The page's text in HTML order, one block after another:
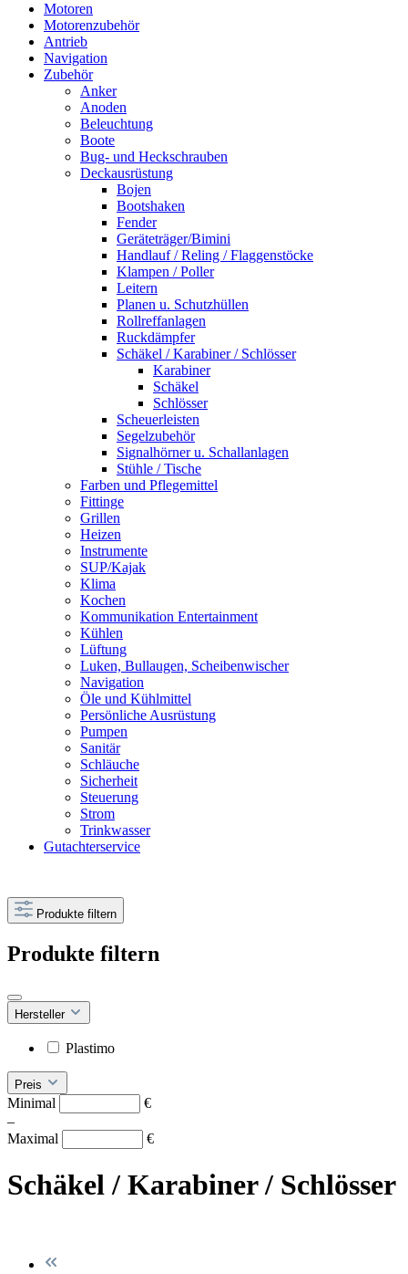
Motoren
Motorenzubehör
Antrieb
Navigation
Zubehör
Anker
Anoden
Beleuchtung
Boote
Bug- und Heckschrauben
Deckausrüstung
Bojen
Bootshaken
Fender
Geräteträger/Bimini
Handlauf / Reling / Flaggenstöcke
Klampen / Poller
Leitern
Planen u. Schutzhüllen
Rollreffanlagen
Ruckdämpfer
Schäkel / Karabiner / Schlösser
Karabiner
Schäkel
Schlösser
Scheuerleisten
Segelzubehör
Signalhörner u. Schallanlagen
Stühle / Tische
Farben und Pflegemittel
Fittinge
Grillen
Heizen
Instrumente
SUP/Kajak
Klima
Kochen
Kommunikation Entertainment
Kühlen
Lüftung
Luken, Bullaugen, Scheibenwischer
Navigation
Öle und Kühlmittel
Persönliche Ausrüstung
Pumpen
Sanitär
Schläuche
Sicherheit
Steuerung
Strom
Trinkwasser
Gutachterservice
Produkte filtern
Produkte filtern
Hersteller
Plastimo
Preis
Minimal
€
–
Maximal
€
Schäkel / Karabiner / Schlösser